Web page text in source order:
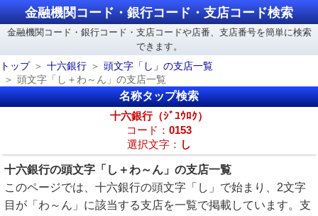
金融機関コード・銀行コード・支店コード検索
金融機関コード・銀行コード・支店コードや店番、支店番号を簡単に検索
できます。
トップ
十六銀行
頭文字「し」の支店一覧
頭文字「し＋わ～ん」の支店一覧
名称タップ検索
十六銀行（ｼﾞﾕｳﾛｸ）
コード： 0153
選択文字： し
十六銀行の頭文字「し＋わ～ん」の支店一覧
このページでは、十六銀行の頭文字「し」で始まり、2文字
目が「わ～ん」に該当する支店を一覧で掲載しています。支